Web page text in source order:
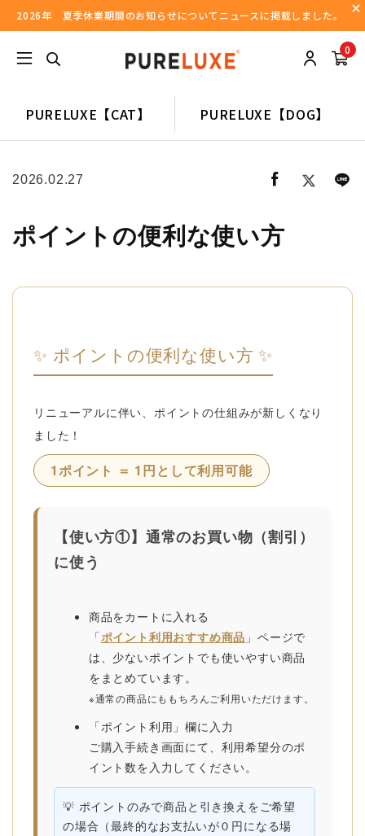
2026年 夏季休業期間のお知らせについてニュースに掲載しました。
0
PURELUXE【CAT】 PURELUXE【DOG】
2026.02.27
ポイントの便利な使い方
✨ ポイントの便利な使い方 ✨
リニューアルに伴い、ポイントの仕組みが新しくなり
ました！
1ポイント ＝ 1円として利用可能
【使い方①】通常のお買い物（割引）
に使う
商品をカートに入れる
「ポイント利用おすすめ商品 」ページで
は、少ないポイントでも使いやすい商品
をまとめています。
※通常の商品にももちろんご利用いただけます。
「ポイント利用」欄に入力
ご購入手続き画面にて、利用希望分のポ
イント数を入力してください。
💡 ポイントのみで商品と引き換えをご希望
の場合（最終的なお支払いが０円になる場